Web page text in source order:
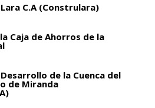
C.A (Construlara)
Caja de Ahorros de la
de la Cuenca del
de Miranda